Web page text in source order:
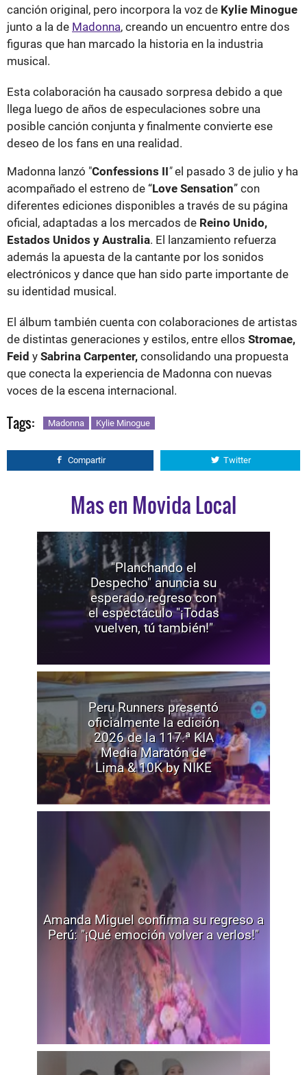
canción original, pero incorpora la voz de Kylie Minogue
junto a la de Madonna, creando un encuentro entre dos
figuras que han marcado la historia en la industria
musical.
Esta colaboración ha causado sorpresa debido a que
llega luego de años de especulaciones sobre una
posible canción conjunta y finalmente convierte ese
deseo de los fans en una realidad.
Madonna lanzó "Confessions II"el pasado 3 de julio y ha
acompañado el estreno de “Love Sensation” con
diferentes ediciones disponibles a través de su página
oficial, adaptadas a los mercados de Reino Unido,
Estados Unidos y Australia. El lanzamiento refuerza
además la apuesta de la cantante por los sonidos
electrónicos y dance que han sido parte importante de
su identidad musical.
El álbum también cuenta con colaboraciones de artistas
de distintas generaciones y estilos, entre ellos Stromae,
Feid y Sabrina Carpenter, consolidando una propuesta
que conecta la experiencia de Madonna con nuevas
voces de la escena internacional.
Tags: Madonna Kylie Minogue
Compartir Twitter
Mas en Movida Local
"Planchando el
Despecho" anuncia su
esperado regreso con
el espectáculo "¡Todas
vuelven, tú también!"
Peru Runners presentó
oficialmente la edición
2026 de la 117.ª KIA
Media Maratón de
Lima & 10K by NIKE
Amanda Miguel confirma su regreso a
Perú: "¡Qué emoción volver a verlos!"